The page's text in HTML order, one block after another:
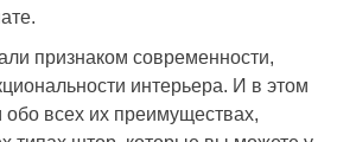
признаком современности,
интерьера. И в этом
всех их преимуществах,